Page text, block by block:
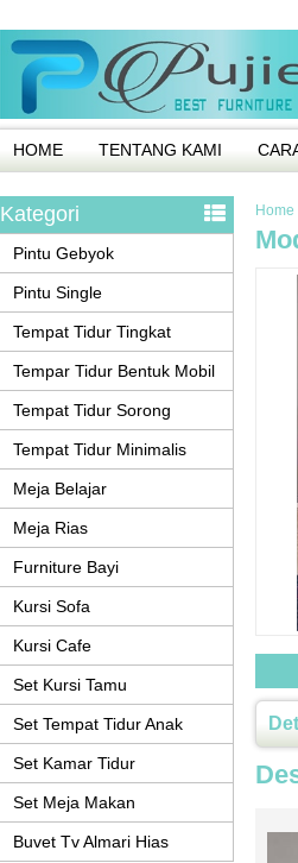
HOME TENTANG KAMI
Home
Kategori
Pintu Gebyok
Pintu Single
Tempat Tidur Tingkat
Tempar Tidur Bentuk Mobil
Tempat Tidur Sorong
Tempat Tidur Minimalis
Meja Belajar
Meja Rias
Furniture Bayi
Kursi Sofa
Kursi Cafe
Set Kursi Tamu
Set Tempat Tidur Anak
Set Kamar Tidur
Set Meja Makan
Buvet Tv Almari Hias